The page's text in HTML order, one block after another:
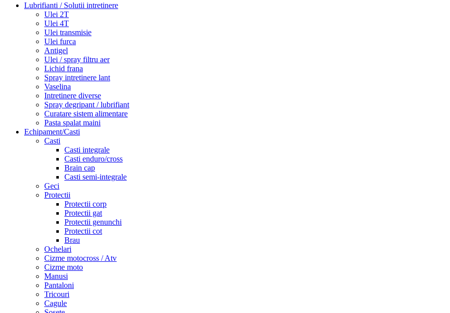
Lubrifianti / Solutii intretinere
Ulei 2T
Ulei 4T
Ulei transmisie
Ulei furca
Antigel
Ulei / spray filtru aer
Lichid frana
Spray intretinere lant
Vaselina
Intretinere diverse
Spray degripant / lubrifiant
Curatare sistem alimentare
Pasta spalat maini
Echipament/Casti
Casti
Casti integrale
Casti enduro/cross
Brain cap
Casti semi-integrale
Geci
Protectii
Protectii corp
Protectii gat
Protectii genunchi
Protectii cot
Brau
Ochelari
Cizme motocross / Atv
Cizme moto
Manusi
Pantaloni
Tricouri
Cagule